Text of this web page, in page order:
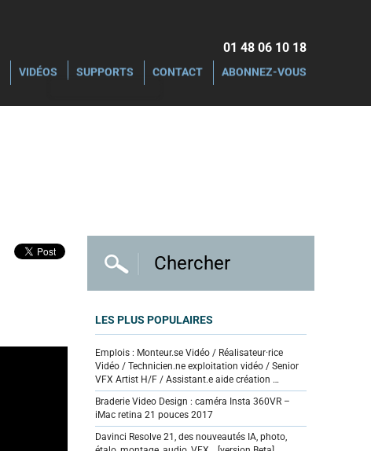
01 48 06 10 18‬
VIDÉOS SUPPORTS CONTACT ABONNEZ-VOUS
LES PLUS POPULAIRES
Emplois : Monteur.se Vidéo / Réalisateur·rice
Vidéo / Technicien.ne exploitation vidéo / Senior
VFX Artist H/F / Assistant.e aide création …
Braderie Video Design : caméra Insta 360VR –
iMac retina 21 pouces 2017
Davinci Resolve 21, des nouveautés IA, photo,